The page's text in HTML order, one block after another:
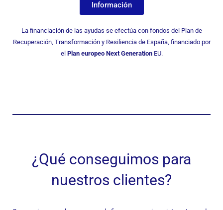
Información
La financiación de las ayudas se efectúa con fondos del Plan de
Recuperación, Transformación y Resiliencia de España, financiado por
el Plan europeo Next GenerationEU.
¿Qué conseguimos para
nuestros clientes?